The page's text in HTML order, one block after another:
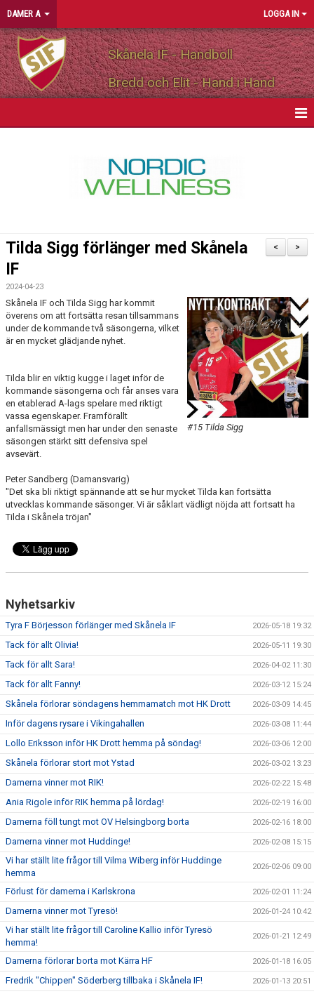
DAMER A LOGGA IN
Skånela IF - Handboll
Bredd och Elit - Hand i Hand
TRUPPEN
BILDGALLERI
DOKUMENT
>
<
Tilda Sigg förlänger med Skånela
IF
2024-04-23
#15 Tilda Sigg
Skånela IF och Tilda Sigg har kommit
överens om att fortsätta resan tillsammans
under de kommande två säsongerna, vilket
är en mycket glädjande nyhet.
Tilda blir en viktig kugge i laget inför de
kommande säsongerna och får anses vara
en etablerad A-lags spelare med riktigt
vassa egenskaper. Framförallt
anfallsmässigt men har under den senaste
säsongen stärkt sitt defensiva spel
avsevärt.
Peter Sandberg (Damansvarig)
"Det ska bli riktigt spännande att se hur mycket Tilda kan fortsätta
utvecklas kommande säsonger. Vi är såklart vädligt nöjda att fortsatt ha
Tilda i Skånela tröjan"
Nyhetsarkiv
Tyra F Börjesson förlänger med Skånela IF 2026-05-18 19:32
Tack för allt Olivia! 2026-05-11 19:30
Tack för allt Sara! 2026-04-02 11:30
Tack för allt Fanny! 2026-03-12 15:24
Skånela förlorar söndagens hemmamatch mot HK Drott 2026-03-09 14:45
Inför dagens rysare i Vikingahallen 2026-03-08 11:44
Lollo Eriksson inför HK Drott hemma på söndag! 2026-03-06 12:00
Skånela förlorar stort mot Ystad 2026-03-02 13:23
Damerna vinner mot RIK! 2026-02-22 15:48
Ania Rigole inför RIK hemma på lördag! 2026-02-19 16:00
Damerna föll tungt mot OV Helsingborg borta 2026-02-16 18:00
Damerna vinner mot Huddinge! 2026-02-08 15:15
Vi har ställt lite frågor till Vilma Wiberg inför Huddinge
hemma
2026-02-06 09:00
Förlust för damerna i Karlskrona 2026-02-01 11:24
Damerna vinner mot Tyresö! 2026-01-24 10:42
Vi har ställt lite frågor till Caroline Kallio inför Tyresö
hemma!
2026-01-21 12:49
Damerna förlorar borta mot Kärra HF 2026-01-18 16:05
Fredrik "Chippen" Söderberg tillbaka i Skånela IF! 2026-01-13 20:51